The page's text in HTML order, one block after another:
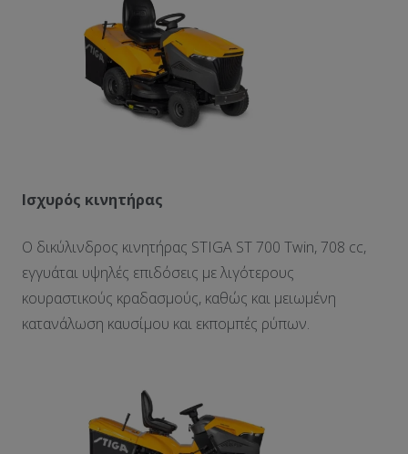
Ισχυρός κινητήρας
Ο δικύλινδρος κινητήρας STIGA ST 700 Twin, 708 cc,
εγγυάται υψηλές επιδόσεις με λιγότερους
κουραστικούς κραδασμούς, καθώς και μειωμένη
κατανάλωση καυσίμου και εκπομπές ρύπων.